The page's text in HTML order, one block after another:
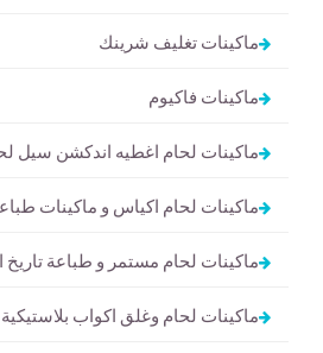
ماكينات تغليف شرينك
ماكينات فاكيوم
ماكينات لحام اغطيه اندكشن سيل
ماكينات لحام اكياس و ماكينات
ماكينات لحام مستمر و طباعة تاريخ
ماكينات لحام وغلق اكواب بلاستيكية